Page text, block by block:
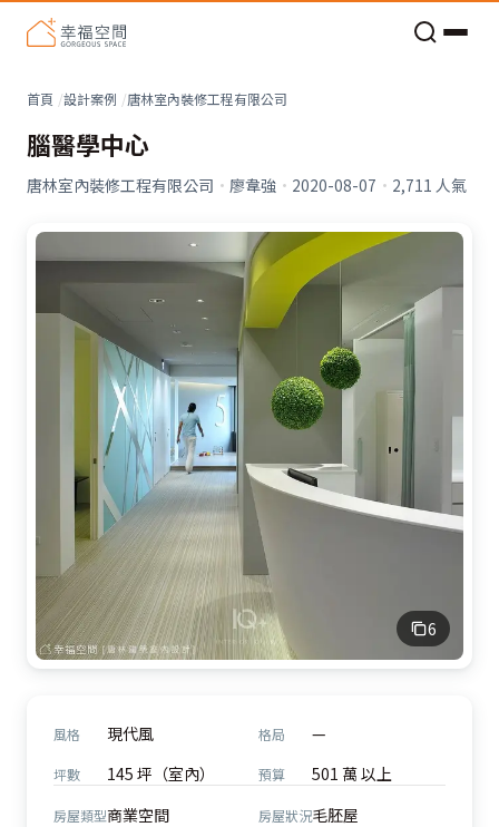
首頁 設計案例 唐林室內裝修工程有限公司
腦醫學中心
唐林室內裝修工程有限公司 · 廖韋強 · 2020-08-07 · 2,711 人氣
6
風格 現代風 格局 —
坪數 145 坪（室內） 預算 501 萬 以上
房屋類型商業空間 房屋狀況毛胚屋